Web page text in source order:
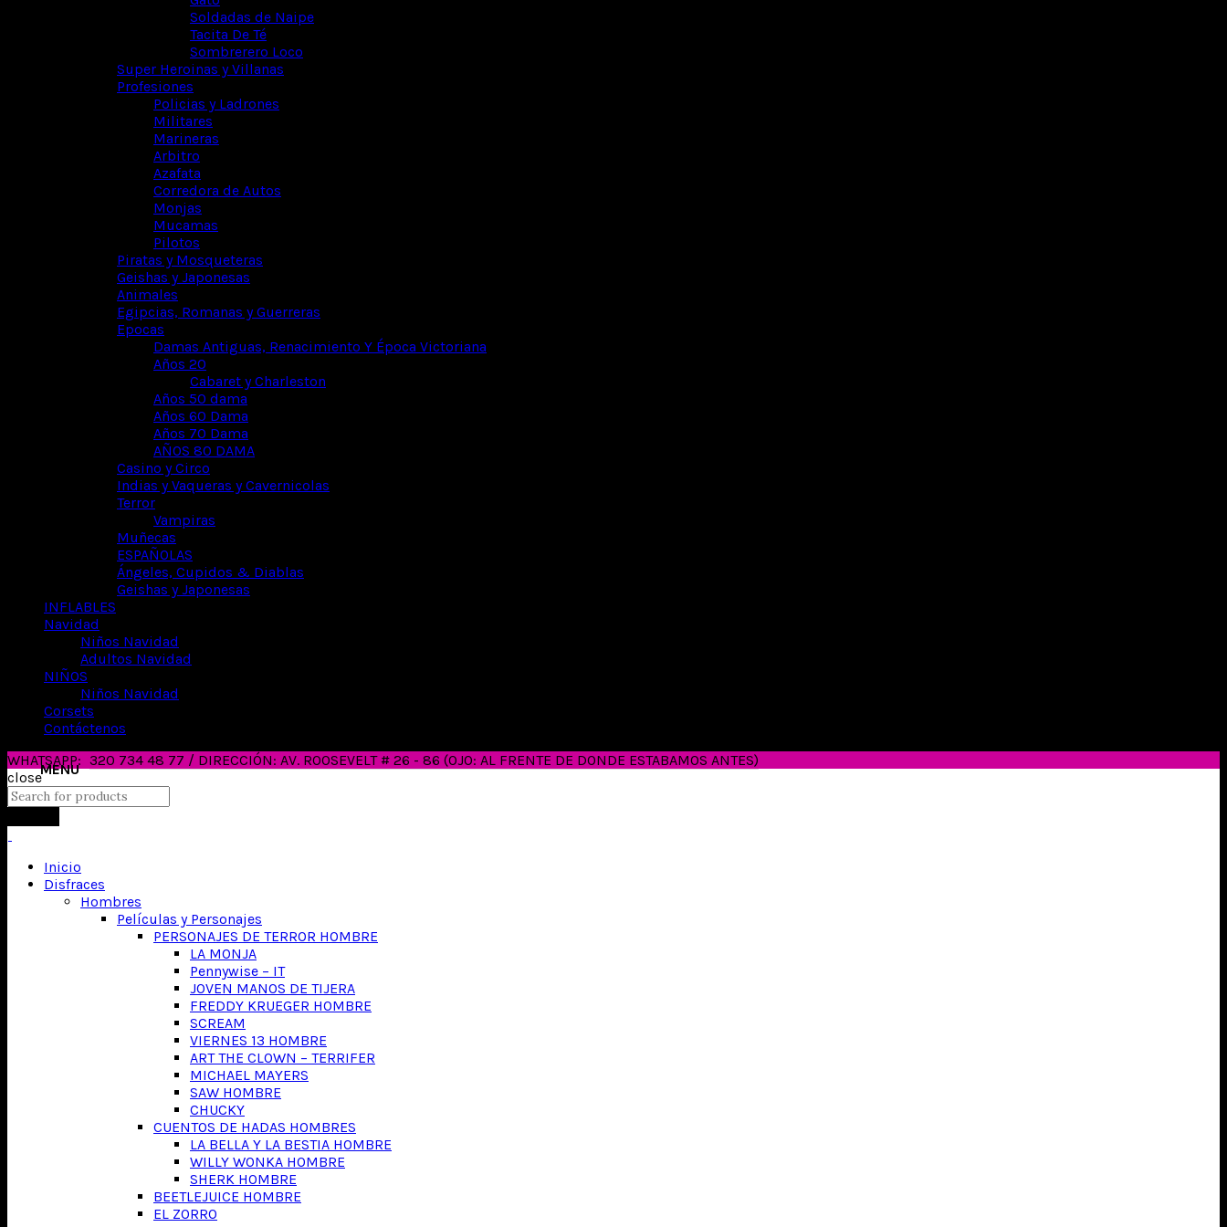
Soldadas de Naipe
Tacita De Té
Sombrerero Loco
Super Heroinas y Villanas
Profesiones
Policias y Ladrones
Militares
Marineras
Arbitro
Azafata
Corredora de Autos
Monjas
Mucamas
Pilotos
Piratas y Mosqueteras
Geishas y Japonesas
Animales
Egipcias, Romanas y Guerreras
Epocas
Damas Antiguas, Renacimiento Y Época Victoriana
Años 20
Cabaret y Charleston
Años 50 dama
Años 60 Dama
Años 70 Dama
AÑOS 80 DAMA
Casino y Circo
Indias y Vaqueras y Cavernicolas
Terror
Vampiras
Muñecas
ESPAÑOLAS
Ángeles, Cupidos & Diablas
Geishas y Japonesas
INFLABLES
Navidad
Niños Navidad
Adultos Navidad
NIÑOS
Niños Navidad
Corsets
Contáctenos
WHATSAPP: 320 734 48 77 / DIRECCIÓN: AV. ROOSEVELT # 26 - 86 (OJO: AL FRENTE DE DONDE ESTABAMOS ANTES)
close
Inicio
Disfraces
Hombres
Películas y Personajes
PERSONAJES DE TERROR HOMBRE
LA MONJA
Pennywise – IT
JOVEN MANOS DE TIJERA
FREDDY KRUEGER HOMBRE
SCREAM
VIERNES 13 HOMBRE
ART THE CLOWN – TERRIFER
MICHAEL MAYERS
SAW HOMBRE
CHUCKY
CUENTOS DE HADAS HOMBRES
LA BELLA Y LA BESTIA HOMBRE
WILLY WONKA HOMBRE
SHERK HOMBRE
BEETLEJUICE HOMBRE
EL ZORRO